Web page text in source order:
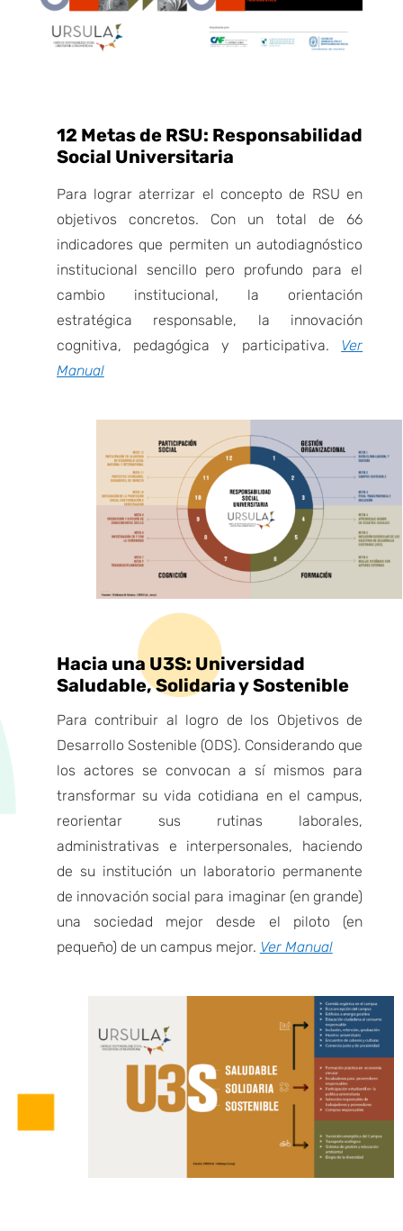
12 Metas de RSU: Responsabilidad
Social Universitaria
Para lograr aterrizar el concepto de RSU en
objetivos concretos. Con un total de 66
indicadores que permiten un autodiagnóstico
institucional sencillo pero profundo para el
cambio institucional, la orientación
estratégica responsable, la innovación
cognitiva, pedagógica y participativa. Ver
Manual
Hacia una U3S: Universidad
Saludable, Solidaria y Sostenible
Para contribuir al logro de los Objetivos de
Desarrollo Sostenible (ODS). Considerando que
los actores se convocan a sí mismos para
transformar su vida cotidiana en el campus,
reorientar sus rutinas laborales,
administrativas e interpersonales, haciendo
de su institución un laboratorio permanente
de innovación social para imaginar (en grande)
una sociedad mejor desde el piloto (en
pequeño) de un campus mejor. Ver Manual